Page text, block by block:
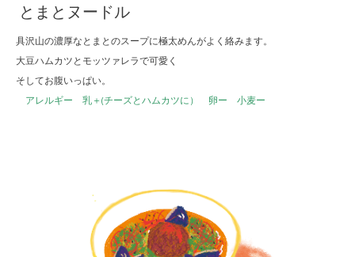
とまとヌードル
具沢山の濃厚なとまとのスープに極太めんがよく絡みます。
大豆ハムカツとモッツァレラで可愛く
そしてお腹いっぱい。
アレルギー 乳＋(チーズとハムカツに） 卵ー 小麦ー